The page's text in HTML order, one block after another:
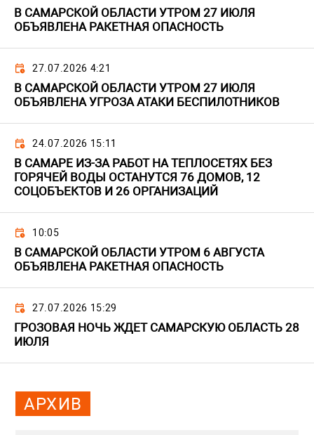
В САМАРСКОЙ ОБЛАСТИ УТРОМ 27 ИЮЛЯ
ОБЪЯВЛЕНА РАКЕТНАЯ ОПАСНОСТЬ
27.07.2026 4:21
В САМАРСКОЙ ОБЛАСТИ УТРОМ 27 ИЮЛЯ
ОБЪЯВЛЕНА УГРОЗА АТАКИ БЕСПИЛОТНИКОВ
24.07.2026 15:11
В САМАРЕ ИЗ-ЗА РАБОТ НА ТЕПЛОСЕТЯХ БЕЗ
ГОРЯЧЕЙ ВОДЫ ОСТАНУТСЯ 76 ДОМОВ, 12
СОЦОБЪЕКТОВ И 26 ОРГАНИЗАЦИЙ
10:05
В САМАРСКОЙ ОБЛАСТИ УТРОМ 6 АВГУСТА
ОБЪЯВЛЕНА РАКЕТНАЯ ОПАСНОСТЬ
27.07.2026 15:29
ГРОЗОВАЯ НОЧЬ ЖДЕТ САМАРСКУЮ ОБЛАСТЬ 28
ИЮЛЯ
АРХИВ